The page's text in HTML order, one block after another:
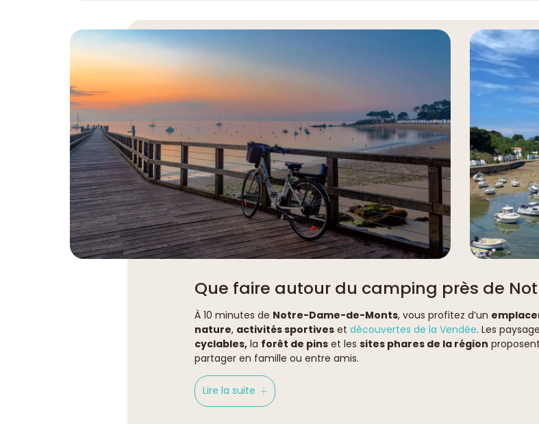
Que faire autour du camping près de
À 10 minutes de Notre-Dame-de-Monts, vous profitez d’un
nature, activités sportives et découvertes de la Vendée. Les
cyclables, la forêt de pins et les sites phares de la région
partager en famille ou entre amis.
Lire la suite